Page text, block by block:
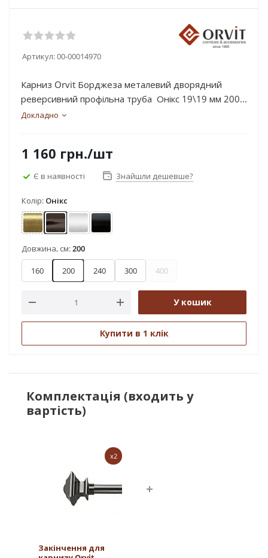
Артикул:00-00014970
Карниз Orvit Борджеза металевий дворядний
реверсивний профільна труба Онікс 19\19 мм 200...
Докладно
1 160 грн./шт
Є в наявності Знайшли дешевше?
Колір: Онікс
АнтикОніксСатин Чорний оксамит
Довжина, см:200
160 200 240 300 400
У кошик
Купити в 1 клік
Комплектація (входить у
вартість)
x2
Закінчення для